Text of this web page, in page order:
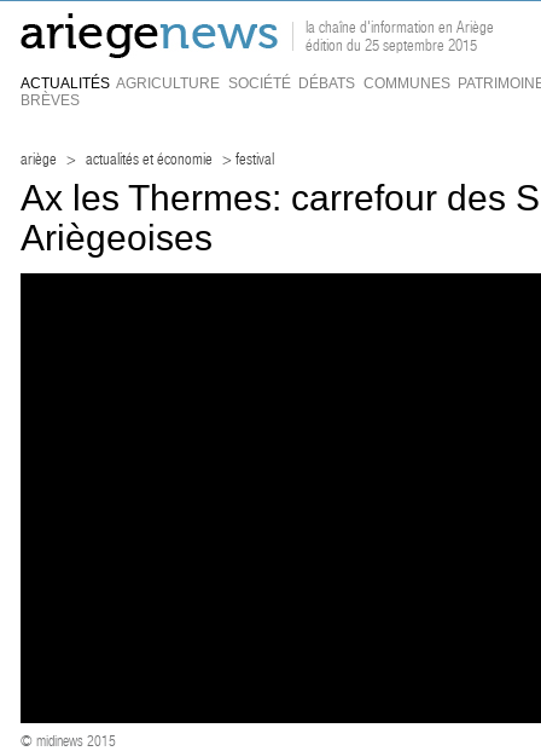
la chaîne d'information en Ariège
édition du 25 septembre 2015
ACTUALITÉS AGRICULTURE SOCIÉTÉ DÉBATS COMMUNES
BRÈVES
ariège > actualités et économie > festival
Ax les Thermes: carrefour des
Ariègeoises
© midinews 2015